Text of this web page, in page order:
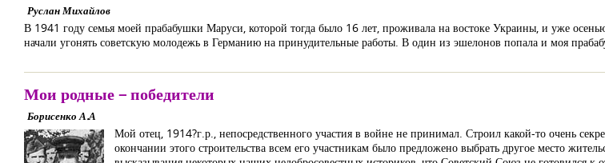
Руслан Михайлов
В 1941 году семья моей прабабушки Маруси, которой тогда было 16 лет, проживала на востоке Украины, и уже
начали угонять советскую молодежь в Германию на принудительные работы. В один из эшелонов попала и моя
Мои родные – победители
Борисенко А.А
Мой отец, 1914?г.р., непосредственного участия в войне не принимал. Строил какой-то очень
окончании этого строительства всем его участникам было предложено выбрать другое место